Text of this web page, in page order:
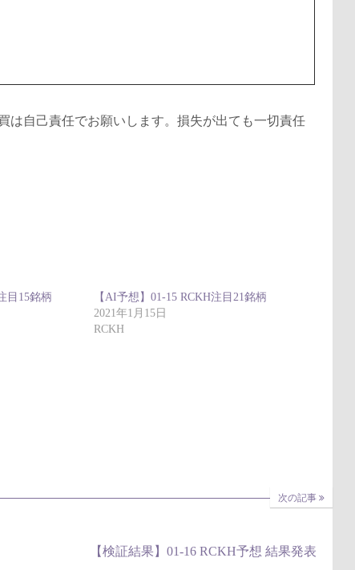
自己責任でお願いします。損失が出ても一切責任
目15銘柄
【AI予想】01-15 RCKH注目21銘柄
2021年1月15日
RCKH
次の記事
【検証結果】01-16 RCKH予想 結果発表